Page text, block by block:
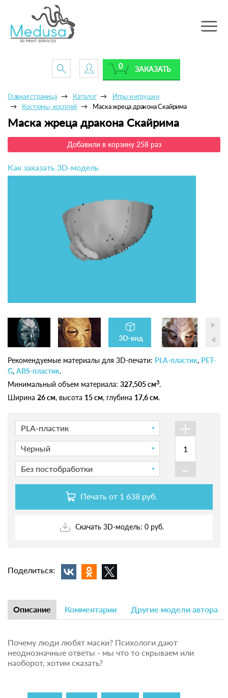
Toggle
ЗАКАЗАТЬ
0
Главная страница Каталог
Игры и игрушки
Костюмы, косплей
Маска жреца дракона Скайрима
Маска жреца дракона Скайрима
Добавили в корзину 258 раз
Как заказать 3D-модель
Рекомендуемые материалы для 3D-печати: PLA-пластик, PET-
G, ABS-пластик.
Минимальный объем материала: 327,505 см3.
Ширина 26 см, высота 15 см, глубина 17,6 см.
PLA-пластик
Черный
Без постобработки
+
-
Печать от 1 638 руб.
Скачать 3D-модель: 0 руб.
Поделиться:
Описание Комментарии Другие модели автора
Почему люди любят маски? Психологи дают
неоднозначные ответы - мы что то скрываем или
наоборот, хотим сказать?